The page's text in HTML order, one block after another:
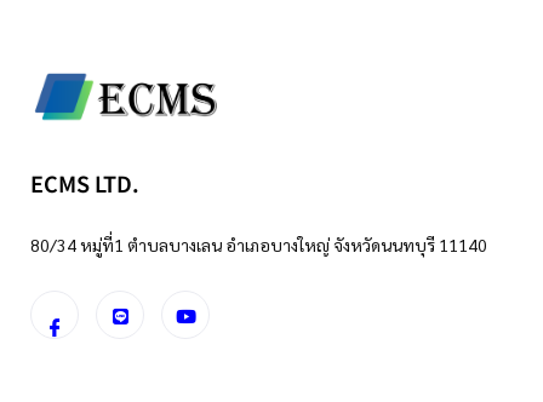
ECMS LTD.
80/34 หมู่ที่1 ตำบลบางเลน อำเภอบางใหญ่ จังหวัดนนทบุรี 11140